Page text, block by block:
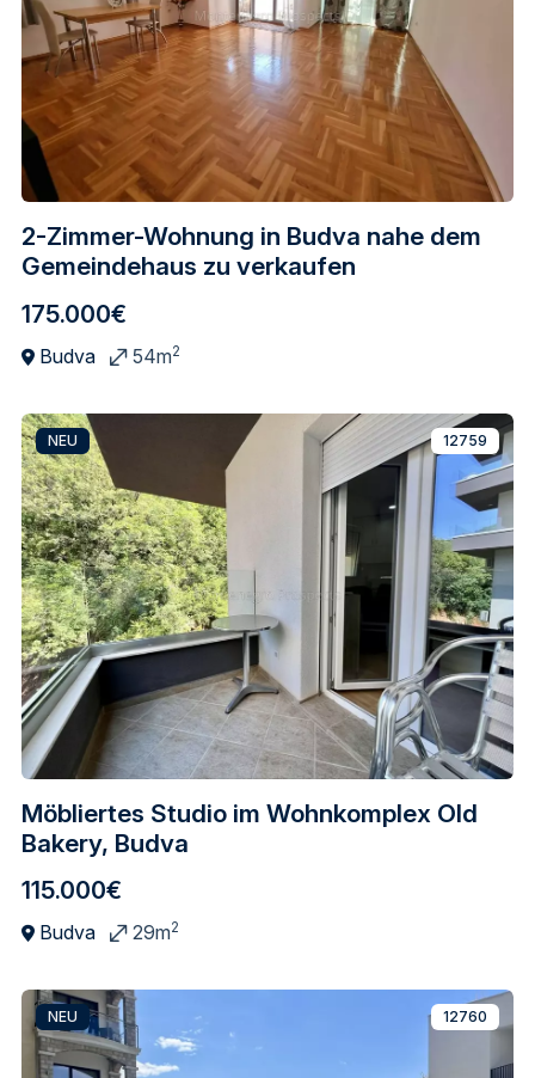
2-Zimmer-Wohnung in Budva nahe dem
Gemeindehaus zu verkaufen
175.000€
Budva 54m2
Möbliertes Studio im Wohnkomplex Old
Bakery, Budva
NEU 12759
115.000€
Budva 29m2
NEU 12760